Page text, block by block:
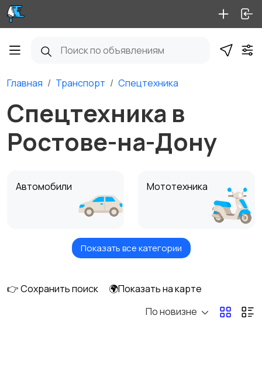
Главная Транспорт Спецтехника
Спецтехника в
Ростове-на-Дону
Автомобили Мототехника
Спецтехника Автобусы и грузовики
Водный транспорт
Показать все категории
👉 Сохранить поиск
🌍Показать на карте
По новизне